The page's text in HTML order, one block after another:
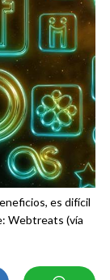
es difícil
Webtreats (vía